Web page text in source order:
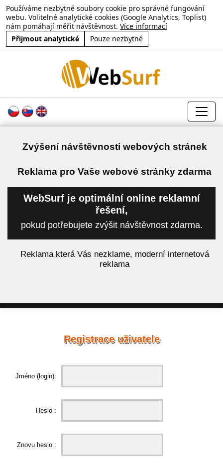
Používáme nezbytné soubory cookie pro správné fungování
webu. Volitelné analytické cookies (Google Analytics, Toplist)
nám pomáhají měřit návštěvnost. Více informací
Přijmout analytické
Pouze nezbytné
Zvýšení návštěvnosti webových stránek
Reklama pro Vaše webové stránky zdarma
WebSurf je optimální online reklamní
řešení,
pokud potřebujete zvýšit návštěvnost zdarma.
Reklama která Vás nezklame, moderní internetová
reklama
Registrace uživatele
Jméno (login):
Heslo :
Znovu heslo :